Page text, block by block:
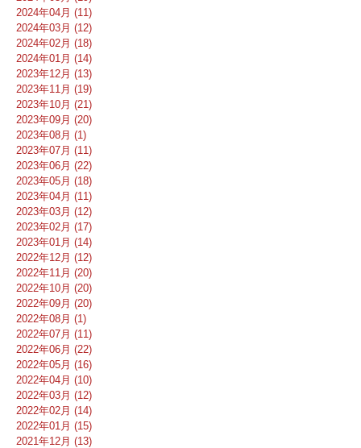
2024年04月 (11)
2024年03月 (12)
2024年02月 (18)
2024年01月 (14)
2023年12月 (13)
2023年11月 (19)
2023年10月 (21)
2023年09月 (20)
2023年08月 (1)
2023年07月 (11)
2023年06月 (22)
2023年05月 (18)
2023年04月 (11)
2023年03月 (12)
2023年02月 (17)
2023年01月 (14)
2022年12月 (12)
2022年11月 (20)
2022年10月 (20)
2022年09月 (20)
2022年08月 (1)
2022年07月 (11)
2022年06月 (22)
2022年05月 (16)
2022年04月 (10)
2022年03月 (12)
2022年02月 (14)
2022年01月 (15)
2021年12月 (13)